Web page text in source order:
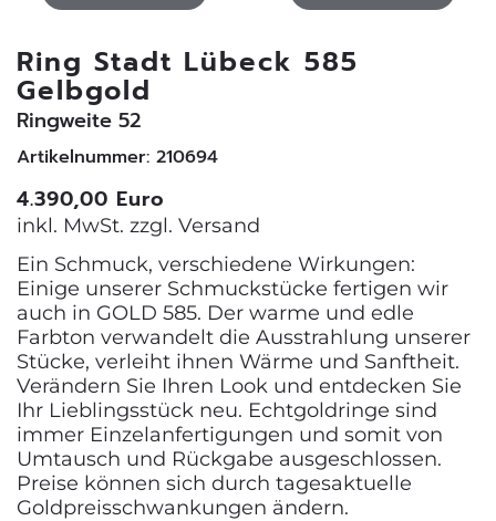
Ring Stadt Lübeck 585
Gelbgold
Ringweite 52
Artikelnummer: 210694
4.390,00 Euro
inkl. MwSt. zzgl. Versand
Ein Schmuck, verschiedene Wirkungen:
Einige unserer Schmuckstücke fertigen wir
auch in GOLD 585. Der warme und edle
Farbton verwandelt die Ausstrahlung unserer
Stücke, verleiht ihnen Wärme und Sanftheit.
Verändern Sie Ihren Look und entdecken Sie
Ihr Lieblingsstück neu. Echtgoldringe sind
immer Einzelanfertigungen und somit von
Umtausch und Rückgabe ausgeschlossen.
Preise können sich durch tagesaktuelle
Goldpreisschwankungen ändern.